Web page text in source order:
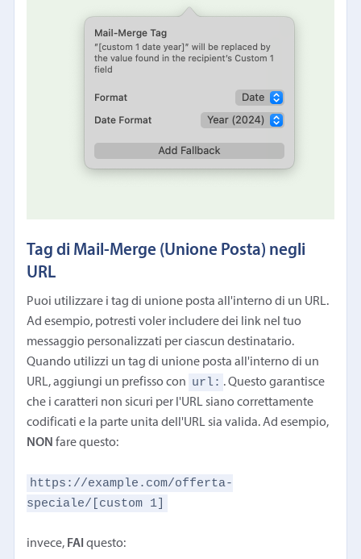
Tag di Mail-Merge (Unione Posta) negli
URL
Puoi utilizzare i tag di unione posta all'interno di un URL.
Ad esempio, potresti voler includere dei link nel tuo
messaggio personalizzati per ciascun destinatario.
Quando utilizzi un tag di unione posta all'interno di un
URL, aggiungi un prefisso con url: . Questo garantisce
che i caratteri non sicuri per l'URL siano correttamente
codificati e la parte unita dell'URL sia valida. Ad esempio,
NON fare questo:
https://example.com/offerta-
speciale/[custom 1]
invece, FAI questo: